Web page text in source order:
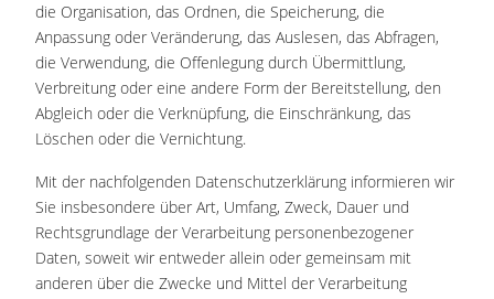
die Organisation, das Ordnen, die Speicherung, die
Anpassung oder Veränderung, das Auslesen, das Abfragen,
die Verwendung, die Offenlegung durch Übermittlung,
Verbreitung oder eine andere Form der Bereitstellung, den
Abgleich oder die Verknüpfung, die Einschränkung, das
Löschen oder die Vernichtung.
Mit der nachfolgenden Datenschutzerklärung informieren wir
Sie insbesondere über Art, Umfang, Zweck, Dauer und
Rechtsgrundlage der Verarbeitung personenbezogener
Daten, soweit wir entweder allein oder gemeinsam mit
anderen über die Zwecke und Mittel der Verarbeitung